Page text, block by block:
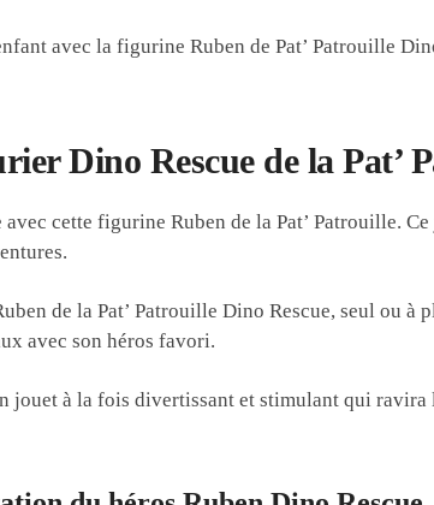
avec la figurine Ruben de Pat’ Patrouille
Dino Rescue de la Pat’
cette figurine Ruben de la Pat’ Patrouille.
de la Pat’ Patrouille Dino Rescue, seul ou
avec son héros favori.
à la fois divertissant et stimulant qui ravira